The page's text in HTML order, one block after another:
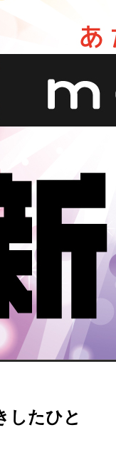
したひと